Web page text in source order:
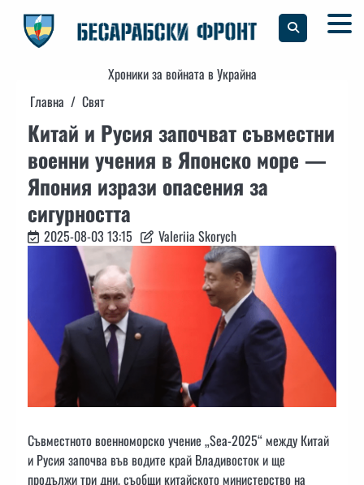
content
Хроники за войната в Украйна
Главна
Свят
Китай и Русия започват съвместни
военни учения в Японско море —
Япония изрази опасения за
сигурността
2025-08-03 13:15 Valeriia Skorych
Съвместното военноморско учение „Sea-2025“ между Китай
и Русия започва във водите край Владивосток и ще
продължи три дни, съобщи китайското министерство на